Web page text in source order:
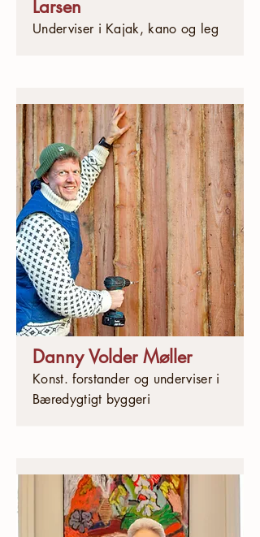
Larsen
Underviser i Kajak, kano og leg
Danny Volder Møller
Konst. forstander og underviser i
Bæredygtigt byggeri